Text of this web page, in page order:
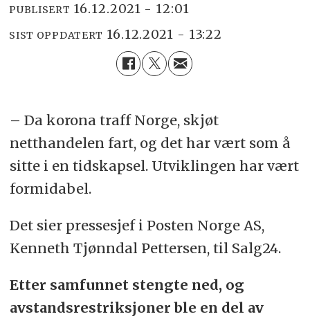
PUBLISERT 16.12.2021 - 12:01
SIST OPPDATERT 16.12.2021 - 13:22
– Da korona traff Norge, skjøt
netthandelen fart, og det har vært som å
sitte i en tidskapsel. Utviklingen har vært
formidabel.
Det sier pressesjef i Posten Norge AS,
Kenneth Tjønndal Pettersen, til Salg24.
Etter samfunnet stengte ned, og
avstandsrestriksjoner ble en del av